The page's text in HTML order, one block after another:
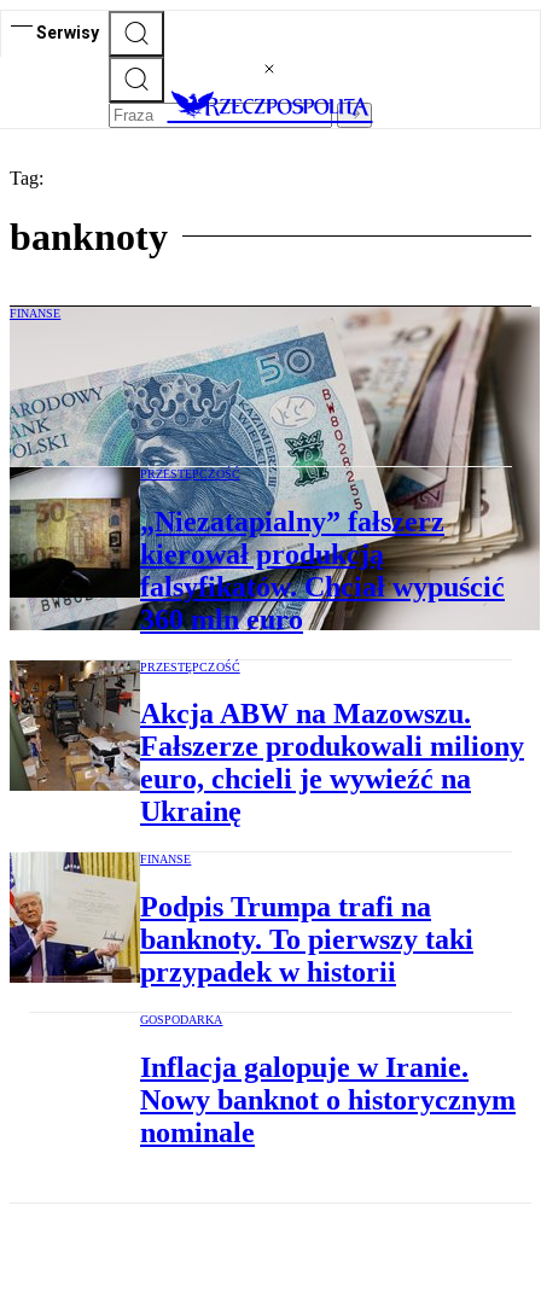
Serwisy
Tag:
banknoty
FINANSE
Takich banknotów kasjer nie przyjmie.
Zakupów nie będzie. Pieniądze trzeba
wymienić
PRZESTĘPCZOŚĆ
„Niezatapialny” fałszerz
kierował produkcją
falsyfikatów. Chciał wypuścić
360 mln euro
PRZESTĘPCZOŚĆ
Akcja ABW na Mazowszu.
Fałszerze produkowali miliony
euro, chcieli je wywieźć na
Ukrainę
FINANSE
Podpis Trumpa trafi na
banknoty. To pierwszy taki
przypadek w historii
GOSPODARKA
Inflacja galopuje w Iranie.
Nowy banknot o historycznym
nominale